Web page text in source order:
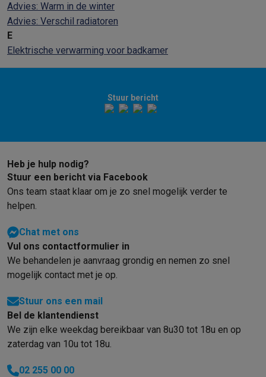
Advies: Warm in de winter
Advies: Verschil radiatoren
E
Elektrische verwarming voor badkamer
Stuur bericht
Heb je hulp nodig?
Stuur een bericht via Facebook
Ons team staat klaar om je zo snel mogelijk verder te
helpen.
Chat met ons
Vul ons contactformulier in
We behandelen je aanvraag grondig en nemen zo snel
mogelijk contact met je op.
Stuur ons een mail
Bel de klantendienst
We zijn elke weekdag bereikbaar van 8u30 tot 18u en op
zaterdag van 10u tot 18u.
02 255 00 00